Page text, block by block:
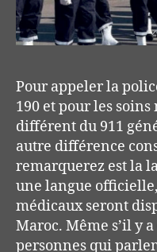
Pour appeler la
190 et pour les
différent du 911
autre différence
remarquerez est la
une langue
médicaux seront
Maroc. Même s’il y
personnes qui